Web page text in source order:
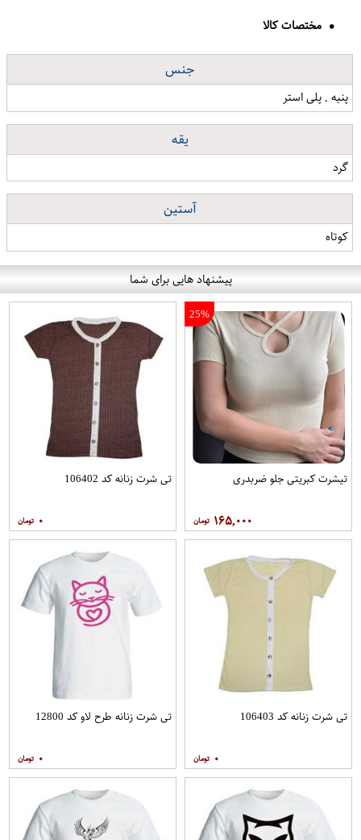
مختصات کالا
جنس
پنبه , پلی استر
یقه
گرد
آستین
کوتاه
پیشنهاد هایی برای شما
25%
تیشرت کبریتی جلو ضربدری
۱۶۵,۰۰۰
تی شرت زنانه کد 106402
۰
تی شرت زنانه کد 106403
۰
تی شرت زنانه طرح لاو کد 12800
۰